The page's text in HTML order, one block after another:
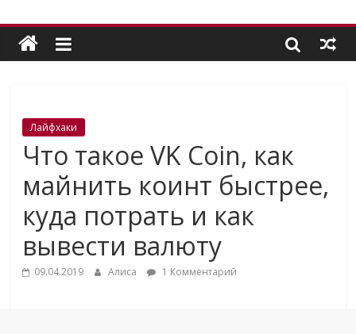
Лайфхаки
Что такое VK Coin, как
майнить коинт быстрее,
куда потрать и как
вывести валюту
09.04.2019 Алиса 1 Комментарий